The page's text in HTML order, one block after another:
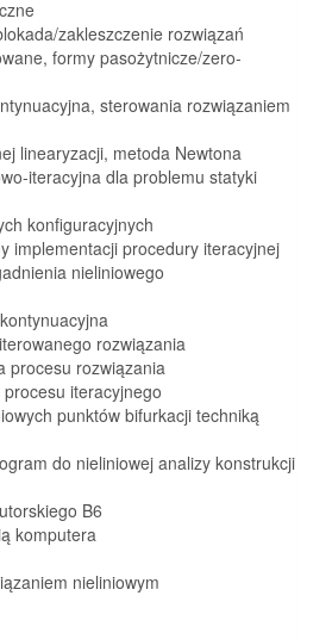
zakleszczenie rozwiązań
formy pasożytnicze/zero-
sterowania rozwiązaniem
linearyzacji, metoda Newtona
iteracyjna dla problemu statyki
konfiguracyjnych
implementacji procedury iteracyjnej
nieliniowego
rozwiązania
procesu rozwiązania
iteracyjnego
punktów bifurkacji techniką
do nieliniowej analizy konstrukcji
B6
komputera
nieliniowym